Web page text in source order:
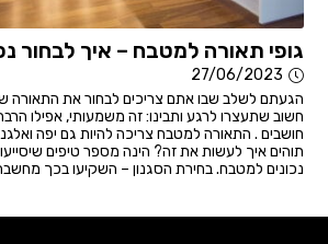
גופי תאורה למטבח – איך לבחור
27/06/2023
הגעתם לשלב שבו אתם צריכים לבחור את
חשוב שתעצרו לרגע ותבינו: זה משמעותי, אפילו
חושבים . התאורה למטבח צריכה להיות גם יפה
תוהים איך לעשות את זה? הינה מספר טיפים
נכונים למטבח. בחירת הסגנון – השקיעו בכך